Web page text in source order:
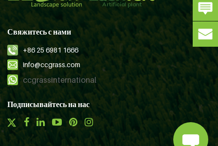
Свяжитесь с нами
+86 25 6981 1666
info@ccgrass.com
ccgrassinternational
Подписывайтесь на нас